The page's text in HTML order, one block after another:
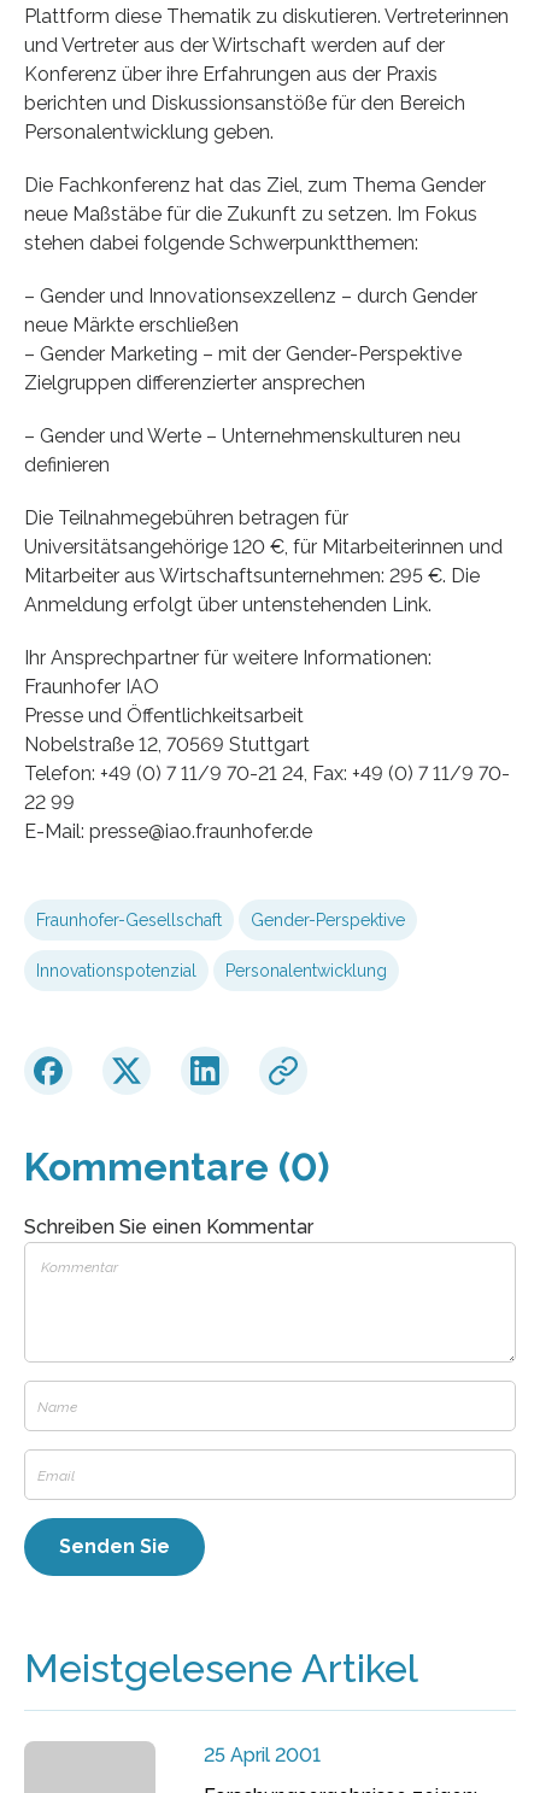
Plattform diese Thematik zu diskutieren. Vertreterinnen
und Vertreter aus der Wirtschaft werden auf der
Konferenz über ihre Erfahrungen aus der Praxis
berichten und Diskussionsanstöße für den Bereich
Personalentwicklung geben.
Die Fachkonferenz hat das Ziel, zum Thema Gender
neue Maßstäbe für die Zukunft zu setzen. Im Fokus
stehen dabei folgende Schwerpunktthemen:
– Gender und Innovationsexzellenz – durch Gender
neue Märkte erschließen
– Gender Marketing – mit der Gender-Perspektive
Zielgruppen differenzierter ansprechen
– Gender und Werte – Unternehmenskulturen neu
definieren
Die Teilnahmegebühren betragen für
Universitätsangehörige 120 €, für Mitarbeiterinnen und
Mitarbeiter aus Wirtschaftsunternehmen: 295 €. Die
Anmeldung erfolgt über untenstehenden Link.
Ihr Ansprechpartner für weitere Informationen:
Fraunhofer IAO
Presse und Öffentlichkeitsarbeit
Nobelstraße 12, 70569 Stuttgart
Telefon: +49 (0) 7 11/9 70-21 24, Fax: +49 (0) 7 11/9 70-
22 99
E-Mail: presse@iao.fraunhofer.de
Fraunhofer-Gesellschaft Gender-Perspektive
Innovationspotenzial Personalentwicklung
Kommentare (0)
Schreiben Sie einen Kommentar
Meistgelesene Artikel
25 April 2001